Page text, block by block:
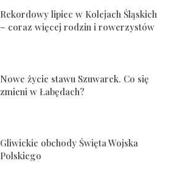
Rekordowy lipiec w Kolejach Śląskich
– coraz więcej rodzin i rowerzystów
Nowe życie stawu Szuwarek. Co się
zmieni w Łabędach?
Gliwickie obchody Święta Wojska
Polskiego